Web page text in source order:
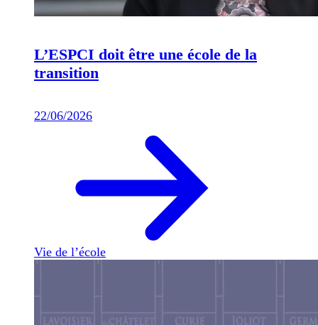
L’ESPCI doit être une école de la
transition
22/06/2026
Vie de l’école